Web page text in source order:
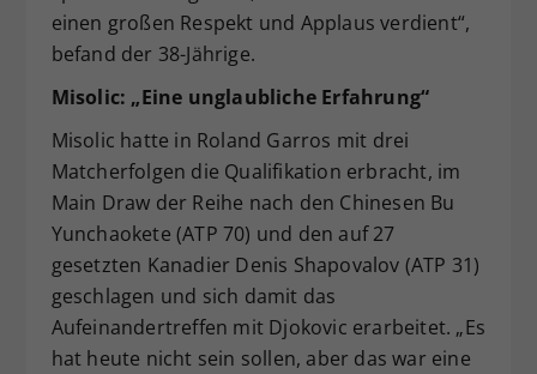
einen großen Respekt und Applaus verdient“,
befand der 38-Jährige.
Misolic: „Eine unglaubliche Erfahrung“
Misolic hatte in Roland Garros mit drei
Matcherfolgen die Qualifikation erbracht, im
Main Draw der Reihe nach den Chinesen Bu
Yunchaokete (ATP 70) und den auf 27
gesetzten Kanadier Denis Shapovalov (ATP 31)
geschlagen und sich damit das
Aufeinandertreffen mit Djokovic erarbeitet. „Es
hat heute nicht sein sollen, aber das war eine